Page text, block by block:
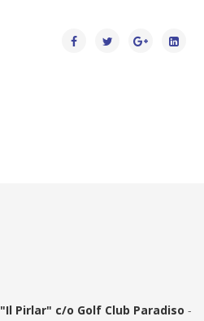
"Il Pirlar" c/o Golf Club Paradiso -